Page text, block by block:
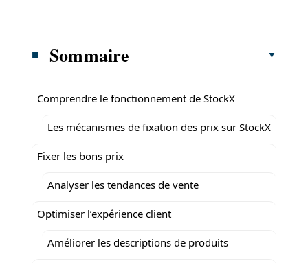
Sommaire
Comprendre le fonctionnement de StockX
Les mécanismes de fixation des prix sur StockX
Fixer les bons prix
Analyser les tendances de vente
Optimiser l’expérience client
Améliorer les descriptions de produits